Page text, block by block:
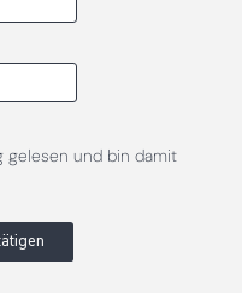
gelesen und bin damit